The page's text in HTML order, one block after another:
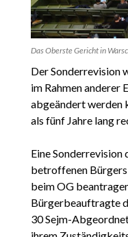
Das Oberste Gericht in
Der Sonderrevision
im Rahmen anderer
abgeändert werden
als fünf Jahre lang
Eine Sonderrevision
betroffenen
beim OG
Bürgerbeauftragte
30 Sejm-